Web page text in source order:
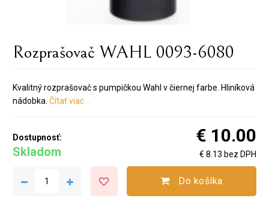
Rozprašovač WAHL 0093-6080
Kvalitný rozprašovač s pumpičkou Wahl v čiernej farbe. Hliníková
nádobka. Čítať viac ..
Dostupnosť:
Skladom
€ 10.00
€ 8.13 bez DPH
Do košíka